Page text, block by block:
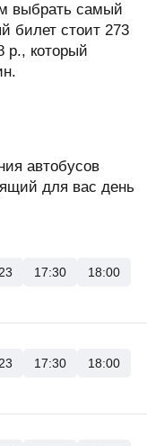
выбрать самый
билет стоит 273
р., который
автобусов
для вас день
17:30
18:00
17:30
18:00